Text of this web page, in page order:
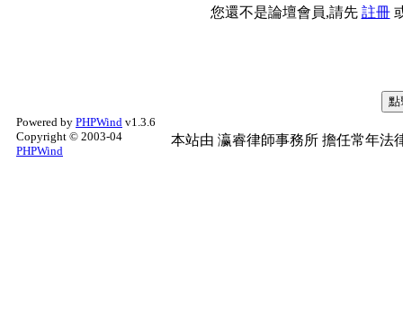
您還不是論壇會員,請先 註冊
Powered by PHPWind v1.3.6
Copyright © 2003-04
PHPWind
本站由 瀛睿律師事務所 擔任常年法